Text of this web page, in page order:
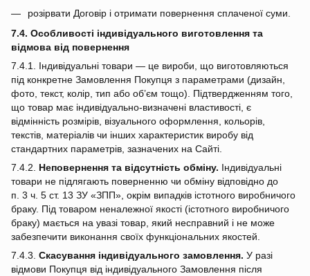
розірвати Договір і отримати повернення сплаченої суми.
7.4. Особливості індивідуального виготовлення та
відмова від повернення
7.4.1. Індивідуальні товари — це вироби, що виготовляються
під конкретне Замовлення Покупця з параметрами (дизайн,
фото, текст, колір, тип або об’єм тощо). Підтвердженням того,
що товар має індивідуально‑визначені властивості, є
відмінність розмірів, візуального оформлення, кольорів,
текстів, матеріалів чи інших характеристик виробу від
стандартних параметрів, зазначених на Сайті.
7.4.2. Неповернення та відсутність обміну. Індивідуальні
товари не підлягають поверненню чи обміну відповідно до
п. 3 ч. 5 ст. 13 ЗУ «ЗПП», окрім випадків істотного виробничого
браку. Під товаром неналежної якості (істотного виробничого
браку) мається на увазі товар, який несправний і не може
забезпечити виконання своїх функціональних якостей.
7.4.3. Скасування індивідуального замовлення. У разі
відмови Покупця від індивідуального Замовлення після